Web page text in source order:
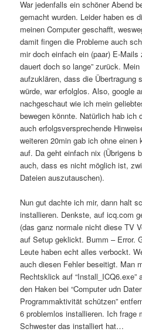
War jedenfalls ein schöner Abend
gemacht wurden. Leider haben es
meinen Computer geschafft,
damit fingen die Probleme auch
mir doch einfach ein (paar) E-
dauert doch so lange” zurück.
aufzuklären, dass die Übertragung
würde, war erfolglos. Also, google
nachgeschaut wie ich mein
bewegen könnte. Natürlich hab ich
auch erfolgsversprechende
weiteren 20min gab ich ohne
auf. Da geht einfach nix (Übrigens
auch, dass es nicht möglich ist,
Dateien auszutauschen).
Nun gut dachte ich mir, dann halt
installieren. Denkste, auf icq.com
(das ganz normale nicht diese TV
auf Setup geklickt. Bumm – Error.
Leute haben echt alles verbockt.
auch diesen Fehler beseitigt. Man
Rechtsklick auf “Install_ICQ6.exe”
den Haken bei “Computer udn
Programmaktivität schützen”
6 problemlos installieren. Ich frage
Schwester das installiert hat…